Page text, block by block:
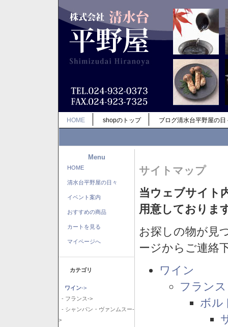
HOME shopのトップ ブログ清水台平野屋の日
Menu
HOME
清水台平野屋の日々
イベント案内
おすすめの商品
カートを見る
マイページへ
カテゴリ
ワイン->
- フランス->
- シャンパン・ヴァンムスー-
>
サイトマップ
当ウェブサイト
用意しておりま
お探しの物が見
ージからご連絡
ワイン
フランス
ボル